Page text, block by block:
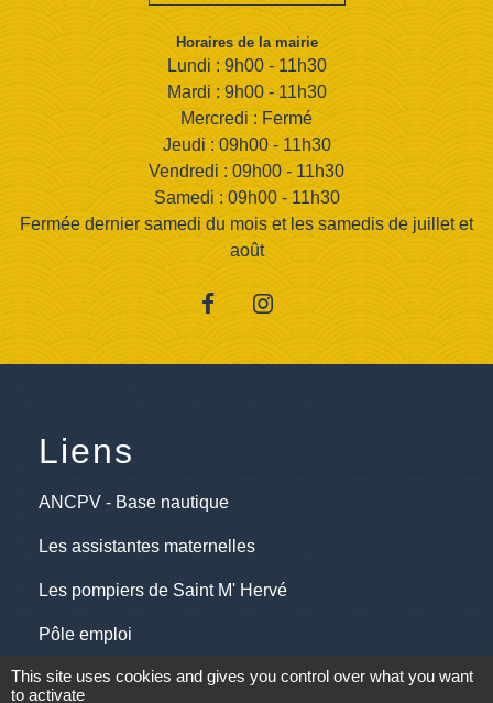
Horaires de la mairie
Lundi : 9h00 - 11h30
Mardi : 9h00 - 11h30
Mercredi : Fermé
Jeudi : 09h00 - 11h30
Vendredi : 09h00 - 11h30
Samedi : 09h00 - 11h30
Fermée dernier samedi du mois et les samedis de juillet et
août
Liens
ANCPV - Base nautique
Les assistantes maternelles
Les pompiers de Saint M' Hervé
Pôle emploi
Saint M'Hervé village
This site uses cookies and gives you control over what you want
to activate